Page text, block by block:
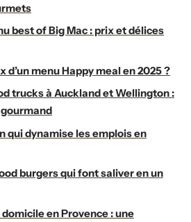
best of Big Mac : prix et délices
d’un menu Happy meal en 2025 ?
trucks à Auckland et Wellington :
qui dynamise les emplois en
burgers qui font saliver en un
en Provence : une